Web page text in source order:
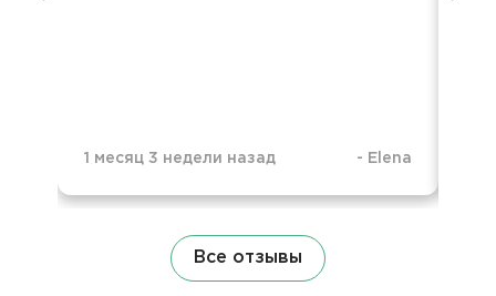
1 месяц 3 недели назад - Elena
Все отзывы